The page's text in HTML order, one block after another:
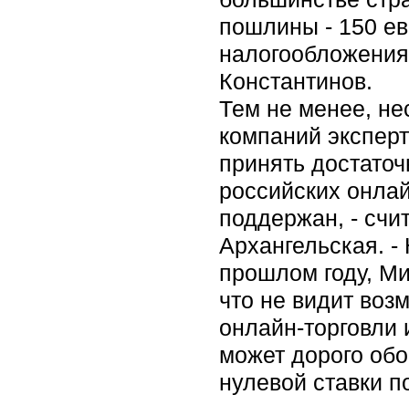
пошлины - 150
Константинов.
Тем не менее,
компаний
принять
российских
поддержан, -
Архангельская. -
прошлом году,
что не видит
онлайн-
может дорого
нулевой ставки